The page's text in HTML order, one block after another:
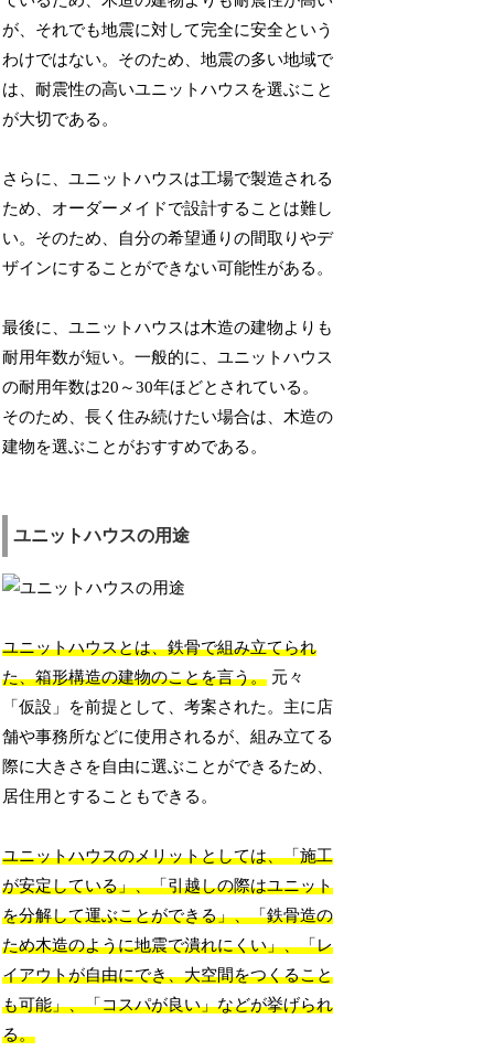
が、それでも地震に対して完全に安全という
わけではない。そのため、地震の多い地域で
は、耐震性の高いユニットハウスを選ぶこと
が大切である。
さらに、ユニットハウスは工場で製造される
ため、オーダーメイドで設計することは難し
い。そのため、自分の希望通りの間取りやデ
ザインにすることができない可能性がある。
最後に、ユニットハウスは木造の建物よりも
耐用年数が短い。一般的に、ユニットハウス
の耐用年数は20～30年ほどとされている。
そのため、長く住み続けたい場合は、木造の
建物を選ぶことがおすすめである。
ユニットハウスの用途
ユニットハウスとは、鉄骨で組み立てられ
た、箱形構造の建物のことを言う。 元々
「仮設」を前提として、考案された。主に店
舗や事務所などに使用されるが、組み立てる
際に大きさを自由に選ぶことができるため、
居住用とすることもできる。
ユニットハウスのメリットとしては、「施工
が安定している」、「引越しの際はユニット
を分解して運ぶことができる」、「鉄骨造の
ため木造のように地震で潰れにくい」、「レ
イアウトが自由にでき、大空間をつくること
も可能」、「コスパが良い」などが挙げられ
る。